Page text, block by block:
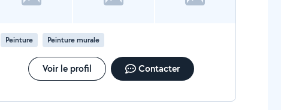
Peinture Peinture murale
Voir le profil Contacter